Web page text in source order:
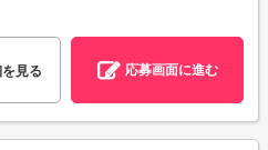
見る 応募画面に進む